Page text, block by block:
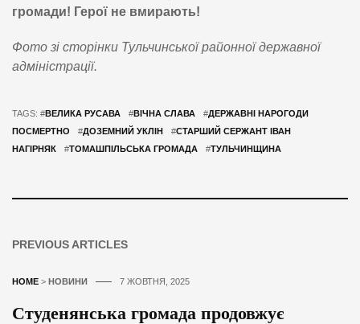
громади! Герої не вмирають!
Фото зі сторінки Тульчинської районної державної
адміністрації.
TAGS: #ВЕЛИКА РУСАВА #ВІЧНА СЛАВА #ДЕРЖАВНІ НАРОГОДИ
ПОСМЕРТНО
#ДОЗЕМНИЙ УКЛІН #СТАРШИЙ СЕРЖАНТ ІВАН
НАГІРНЯК
#ТОМАШПІЛЬСЬКА ГРОМАДА #ТУЛЬЧИНЩИНА
PREVIOUS ARTICLES
HOME > НОВИНИ 7 ЖОВТНЯ, 2025
Студенянська громада продовжує